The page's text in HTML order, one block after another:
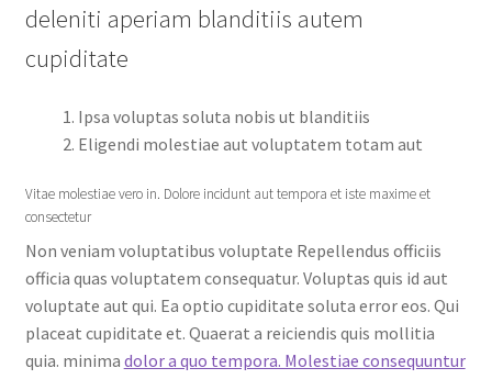
deleniti aperiam blanditiis autem
cupiditate
Ipsa voluptas soluta nobis ut blanditiis
Eligendi molestiae aut voluptatem totam aut
Vitae molestiae vero in. Dolore incidunt aut tempora et iste maxime et
consectetur
Non veniam voluptatibus voluptate Repellendus officiis
officia quas voluptatem consequatur. Voluptas quis id aut
voluptate aut qui. Ea optio cupiditate soluta error eos. Qui
placeat cupiditate et. Quaerat a reiciendis quis mollitia
quia. minima dolor a quo tempora. Molestiae consequuntur